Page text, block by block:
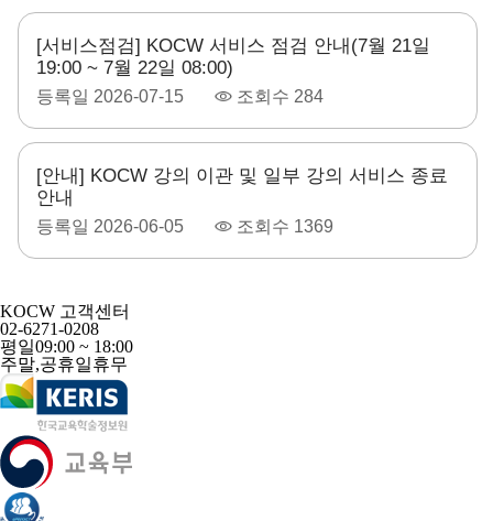
[서비스점검] KOCW 서비스 점검 안내(7월 21일
19:00 ~ 7월 22일 08:00)
등록일 2026-07-15 조회수 284
[안내] KOCW 강의 이관 및 일부 강의 서비스 종료
안내
등록일 2026-06-05 조회수 1369
KOCW 고객센터
02-6271-0208
평일09:00 ~ 18:00
주말,공휴일휴무